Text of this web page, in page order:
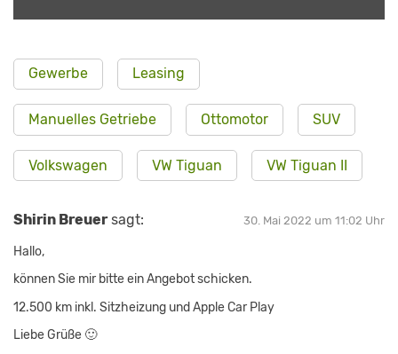
Gewerbe Leasing
Manuelles Getriebe Ottomotor SUV
Volkswagen VW Tiguan VW Tiguan II
Shirin Breuer sagt: 30. Mai 2022 um 11:02 Uhr
Hallo,
können Sie mir bitte ein Angebot schicken.
12.500 km inkl. Sitzheizung und Apple Car Play
Liebe Grüße 🙂